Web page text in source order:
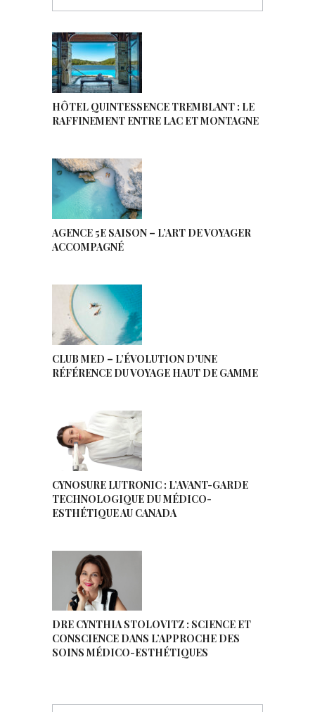
HÔTEL QUINTESSENCE TREMBLANT : LE
RAFFINEMENT ENTRE LAC ET MONTAGNE
AGENCE 5E SAISON – L’ART DE VOYAGER
ACCOMPAGNÉ
CLUB MED – L’ÉVOLUTION D’UNE
RÉFÉRENCE DU VOYAGE HAUT DE GAMME
CYNOSURE LUTRONIC : L’AVANT-GARDE
TECHNOLOGIQUE DU MÉDICO-
ESTHÉTIQUE AU CANADA
DRE CYNTHIA STOLOVITZ : SCIENCE ET
CONSCIENCE DANS L’APPROCHE DES
SOINS MÉDICO-ESTHÉTIQUES